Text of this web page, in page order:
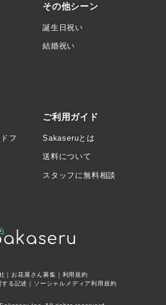
その他シーン
誕生日祝い
結婚祝い
フ
ご利用ガイド
Sakaseruとは
送料について
スタッフに無料相談
｜ お花屋さん募集 ｜ 利用規約
する記述 ｜ ソーシャルメディア利用規約